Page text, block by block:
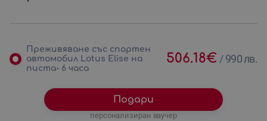
Преживяване със спортен
автомобил Lotus Elise на
писта- 6 часа
506.18€ /990 лв.
Подари
персонализиран ваучер